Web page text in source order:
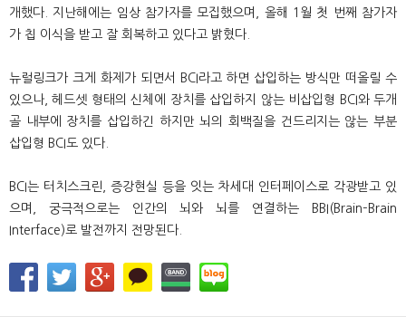
개했다. 지난해에는 임상 참가자를 모집했으며, 올해 1월 첫 번째 참가자
가 칩 이식을 받고 잘 회복하고 있다고 밝혔다.
뉴럴링크가 크게 화제가 되면서 BCI라고 하면 삽입하는 방식만 떠올릴 수
있으나, 헤드셋 형태의 신체에 장치를 삽입하지 않는 비삽입형 BCI와 두개
골 내부에 장치를 삽입하긴 하지만 뇌의 회백질을 건드리지는 않는 부분
삽입형 BCI도 있다.
BCI는 터치스크린, 증강현실 등을 잇는 차세대 인터페이스로 각광받고 있
으며, 궁극적으로는 인간의 뇌와 뇌를 연결하는 BBI(Brain–Brain
Interface)로 발전까지 전망된다.